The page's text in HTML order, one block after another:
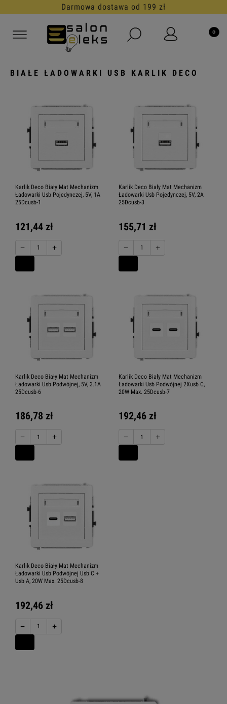
Darmowa dostawa od 199 zł
BIAŁE ŁADOWARKI USB KARLIK DECO
Karlik Deco Biały Mat Mechanizm
Ładowarki Usb Pojedynczej, 5V, 1A
25Dcusb-1
121,44 zł
− +
Karlik Deco Biały Mat Mechanizm
Ładowarki Usb Pojedynczej, 5V, 2A
25Dcusb-3
155,71 zł
− +
Karlik Deco Biały Mat Mechanizm
Ładowarki Usb Podwójnej, 5V, 3.1A
25Dcusb-6
186,78 zł
− +
Karlik Deco Biały Mat Mechanizm
Ładowarki Usb Podwójnej 2Xusb C,
20W Max. 25Dcusb-7
192,46 zł
− +
Karlik Deco Biały Mat Mechanizm
Ładowarki Usb Podwójnej Usb C +
Usb A, 20W Max. 25Dcusb-8
192,46 zł
− +